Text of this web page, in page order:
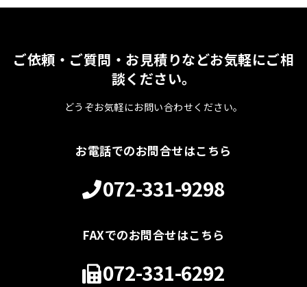
ご依頼・ご質問・お見積りなどお気軽にご相
談ください。
どうぞお気軽にお問い合わせください。
お電話でのお問合せはこちら
072-331-9298
FAXでのお問合せはこちら
072-331-6292